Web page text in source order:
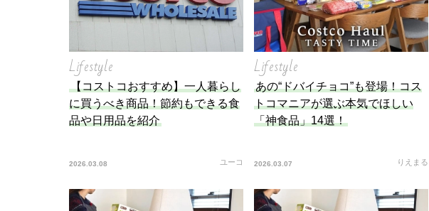
Lifestyle
【コストコおすすめ】一人暮らし
に買うべき商品！節約もできる食
品や日用品を紹介
2026.03.08 ユーコ
Lifestyle
あの“ドバイチョコ”も登場！コス
トコマニアが選ぶ本気でほしい
「神食品」14選！
2026.03.07 りえまる